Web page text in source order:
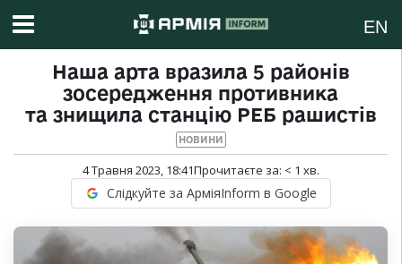
EN
Наша арта вразила 5 районів
зосередження противника
та знищила станцію РЕБ рашистів
НОВИНИ
4 Травня 2023, 18:41Прочитаєте за: < 1 хв.
Слідкуйте за АрміяInform в Google